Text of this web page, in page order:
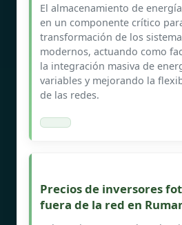
El almacenamiento de
en un componente crítico
transformación de los
modernos, actuando como
la integración masiva de
variables y mejorando la
de las redes.
Precios de inversores
fuera de la red en